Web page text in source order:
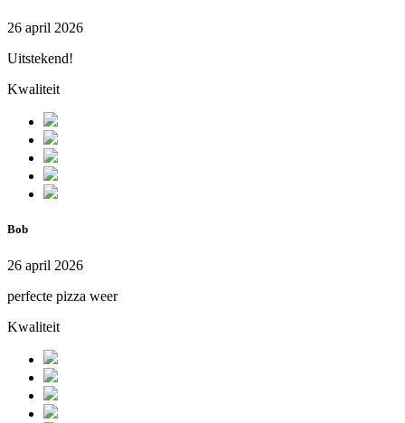
26 april 2026
Uitstekend!
Kwaliteit
Bob
26 april 2026
perfecte pizza weer
Kwaliteit